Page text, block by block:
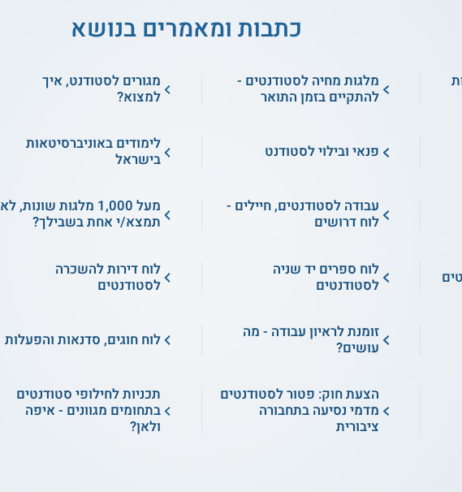
כתבות ומאמרים בנושא
מלגות מחיה לסטודנטים -
להתקיים בזמן התואר
מגורים לסטודנט, איך
למצוא?
פנאי ובילוי לסטודנט
לימודים באוניברסיטאות
בישראל
עבודה לסטודנטים, חיילים -
לוח דרושים
מעל 1,000 מלגות שונות, לא
תמצא/י אחת בשבילך?
לוח ספרים יד שניה
לסטודנטים
לוח דירות להשכרה
לסטודנטים
זומנת לראיון עבודה - מה
עושים?
לוח חוגים, סדנאות והפעלות
הצעת חוק: פטור לסטודנטים
מדמי נסיעה בתחבורה
ציבורית
תכניות לחילופי סטודנטים
בתחומים מגוונים - איפה
ולאן?